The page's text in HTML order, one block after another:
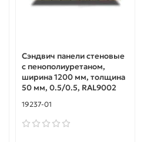
Сэндвич панели стеновые
с пенополиуретаном,
ширина 1200 мм, толщина
50 мм, 0.5/0.5, RAL9002
19237-01